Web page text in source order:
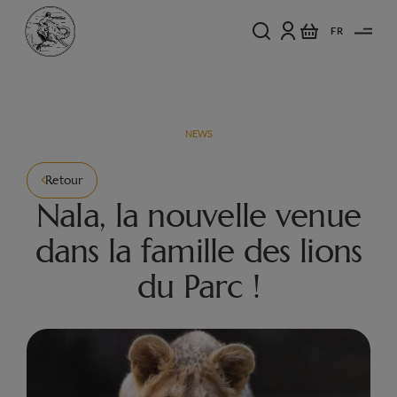
FR
NEWS
Retour
Nala, la nouvelle venue
dans la famille des lions
du Parc !